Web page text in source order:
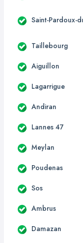
Saint-Pardoux-
Taillebourg
Aiguillon
Lagarrigue
Andiran
Lannes 47
Meylan
Poudenas
Sos
Ambrus
Damazan